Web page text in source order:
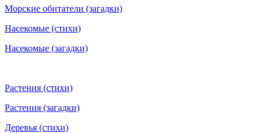
Морские обитатели (загадки)
Насекомые (стихи)
Насекомые (загадки)
Растения (стихи)
Растения (загадки)
Деревья (стихи)